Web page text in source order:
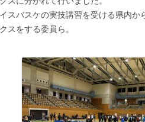
バスケの実技講習を受ける県内か
スをする委員ら。